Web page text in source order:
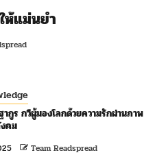
ห้แม่นยำ
กูร กวีผู้มองโลกด้วยความรักผ่านภาพ
คม
Team Readspread